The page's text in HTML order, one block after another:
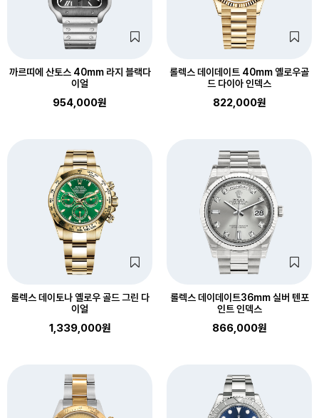
까르띠에 산토스 40mm 라지 블랙다
이얼
954,000원
롤렉스 데이데이트 40mm 옐로우골
드 다이아 인덱스
822,000원
롤렉스 데이토나 옐로우 골드 그린 다
이얼
1,339,000원
롤렉스 데이데이트36mm 실버 텐포
인트 인덱스
866,000원